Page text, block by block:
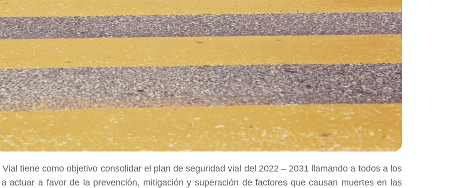
tiene como objetivo consolidar el plan de seguridad vial del 2022 – 2031 llamando a todos a los
actuar a favor de la prevención, mitigación y superación de factores que causan muertes en las